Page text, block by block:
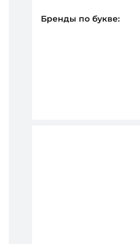
Бренды по букве: